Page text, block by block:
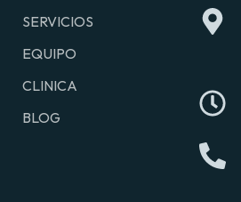
SERVICIOS
EQUIPO
CLINICA
BLOG